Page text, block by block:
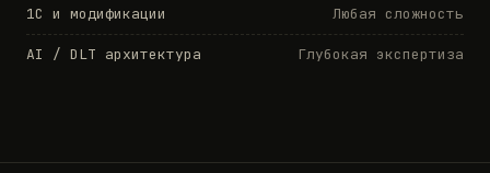
1С и модификации Любая сложность
AI / DLT архитектура Глубокая экспертиза